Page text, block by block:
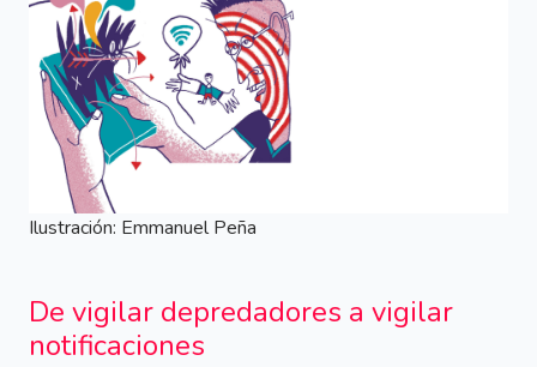
Ilustración: Emmanuel Peña
De vigilar depredadores a vigilar
notificaciones